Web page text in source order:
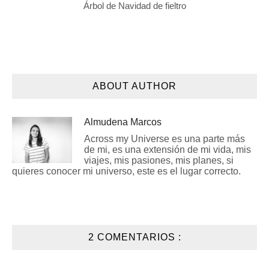
Árbol de Navidad de fieltro
ABOUT AUTHOR
Almudena Marcos
Across my Universe es una parte más
de mi, es una extensión de mi vida, mis
viajes, mis pasiones, mis planes, si
quieres conocer mi universo, este es el lugar correcto.
2 COMENTARIOS :